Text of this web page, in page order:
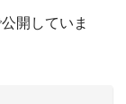
開していま